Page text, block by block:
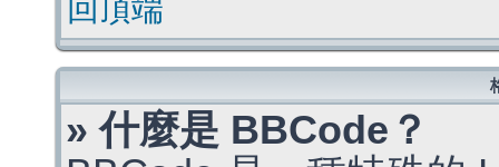
回頂端
» 什麼是 BBCode？